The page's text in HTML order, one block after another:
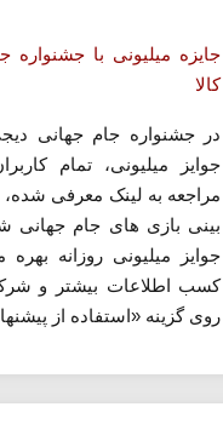
جایزه میلیونی با جشنواره
کالا
در جشنواره جام جهانی
جوایز میلیونی، تمام
مراجعه به لینک معرفی
بینی بازی های جام جهانی
جوایز میلیونی روزانه
کسب اطلاعات بیشتر و
روی گزینه «استفاده از